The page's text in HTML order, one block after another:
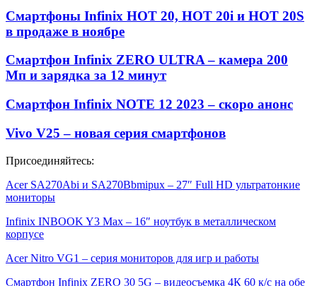
Смартфоны Infinix HOT 20, HOT 20i и HOT 20S
в продаже в ноябре
Смартфон Infinix ZERO ULTRA – камера 200
Мп и зарядка за 12 минут
Смартфон Infinix NOTE 12 2023 – скоро анонс
Vivo V25 – новая серия смартфонов
Присоединяйтесь:
Acer SA270Abi и SA270Bbmipux – 27″ Full HD ультратонкие
мониторы
Infinix INBOOK Y3 Max – 16″ ноутбук в металлическом
корпусе
Acer Nitro VG1 – серия мониторов для игр и работы
Смартфон Infinix ZERO 30 5G – видеосъемка 4К 60 к/с на обе